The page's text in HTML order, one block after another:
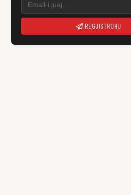
REGJISTROHU